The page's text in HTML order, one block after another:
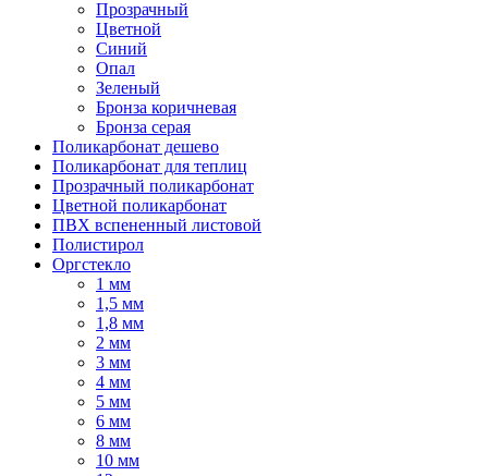
Прозрачный
Цветной
Синий
Опал
Зеленый
Бронза коричневая
Бронза серая
Поликарбонат дешево
Поликарбонат для теплиц
Прозрачный поликарбонат
Цветной поликарбонат
ПВХ вспененный листовой
Полистирол
Оргстекло
1 мм
1,5 мм
1,8 мм
2 мм
3 мм
4 мм
5 мм
6 мм
8 мм
10 мм